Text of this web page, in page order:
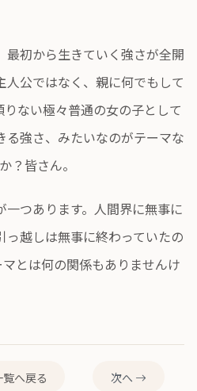
最初から生きていく強さが全開
人公ではなく、親に何でもして
ない極々普通の女の子として
強さ、みたいなのがテーマな
？皆さん。
つあります。人間界に無事に
っ越しは無事に終わっていたの
とは何の関係もありませんけ
覧へ戻る 次へ